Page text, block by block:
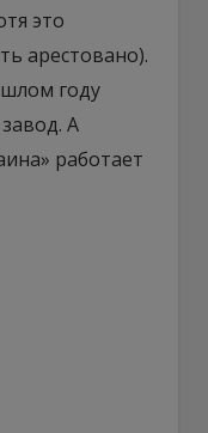
это
арестовано).
году
А
работает